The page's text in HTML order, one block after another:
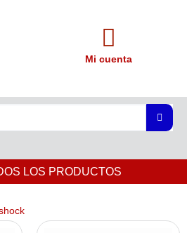
Mi cuenta
LOS PRODUCTOS